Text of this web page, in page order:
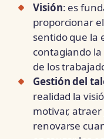
Visión: es
proporcionar
sentido que la
contagiando
de los
Gestión del
realidad la
motivar,
renovarse